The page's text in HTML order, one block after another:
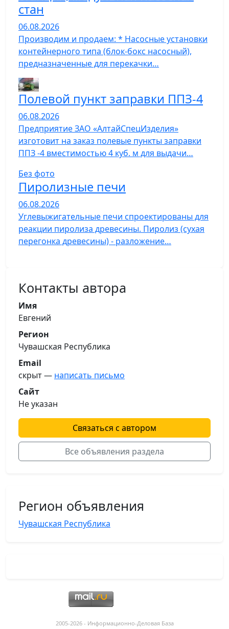
стан
06.08.2026
Производим и продаем: * Насосные установки
контейнерного типа (блок-бокс насосный),
предназначенные для перекачки…
Полевой пункт заправки ППЗ-4
06.08.2026
Предприятие ЗАО «АлтайСпецИзделия»
изготовит на заказ полевые пункты заправки
ППЗ -4 вместимостью 4 куб. м для выдачи…
Без фото
Пиролизные печи
06.08.2026
Углевыжигательные печи спроектированы для
реакции пиролиза древесины. Пиролиз (сухая
перегонка древесины) - разложение…
Контакты автора
Имя
Евгений
Регион
Чувашская Республика
Email
скрыт — написать письмо
Сайт
Не указан
Связаться с автором
Все объявления раздела
Регион объявления
Чувашская Республика
2005-2026 - Информационнo-Деловая База